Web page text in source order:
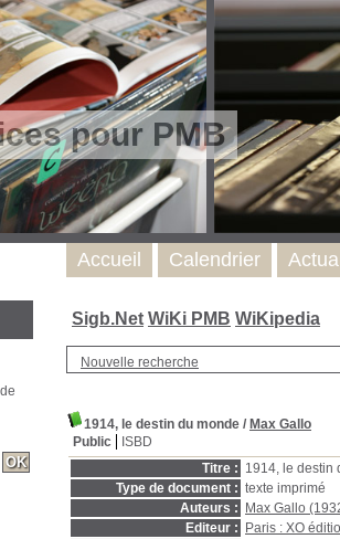
pour PMB
Sigb.Net WiKi PMB WiKipedia
Nouvelle recherche
1914, le destin du monde / Max Gallo
Public
ISBD
Titre : 1914, le destin
Type de document : texte imprimé
Auteurs :
Max Gallo
Editeur :
Paris : XO
Accueil Calendrier